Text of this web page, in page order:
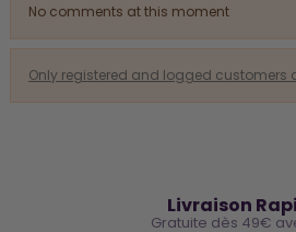
No comments at this moment
Only registered and logged
Livraison
Gratuite dès 49€